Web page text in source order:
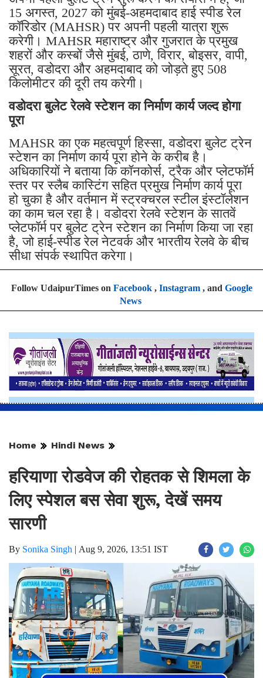
15 अगस्त, 2027 को मुंबई-अहमदाबाद हाई स्पीड रेल
कॉरिडोर (MAHSR) पर अपनी पहली यात्रा शुरू
करेगी। MAHSR महाराष्ट्र और गुजरात के प्रमुख
शहरों और कस्बों जैसे मुंबई, ठाणे, विरार, बोइसर, वापी,
सूरत, वडोदरा और अहमदाबाद को जोड़ते हुए 508
किलोमीटर की दूरी तय करेगी।
वडोदरा बुलेट रेलवे स्टेशन का निर्माण कार्य जल्द होगा
पूरा
MAHSR का एक महत्वपूर्ण हिस्सा, वडोदरा बुलेट ट्रेन
स्टेशन का निर्माण कार्य पूरा होने के करीब है।
अधिकारियों ने बताया कि कॉनकोर्स, ट्रैक और प्लेटफॉर्म
स्तर पर स्लैब कास्टिंग सहित प्रमुख निर्माण कार्य पूरा
हो चुका है और वर्तमान में स्ट्रक्चरल स्टील इंस्टॉलेशन
का काम चल रहा है। वडोदरा रेलवे स्टेशन के सातवें
प्लेटफॉर्म पर बुलेट ट्रेन स्टेशन का निर्माण किया जा रहा
है, जो हाई-स्पीड रेल नेटवर्क और भारतीय रेलवे के बीच
सीधा संपर्क स्थापित करेगा।
Follow UdaipurTimes on Facebook, Instagram, and Google
News
Home Hindi News
हरियाणा रोडवेज की रोहतक से शिमला के
लिए स्पेशल बस सेवा शुरू, देखें समय
सारणी
By Sonika Singh | Aug 9, 2026, 13:51 IST